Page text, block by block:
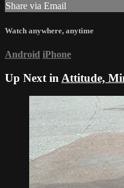
Share via Email
Watch anywhere, anytime
Android iPhone
Up Next in Attitude,